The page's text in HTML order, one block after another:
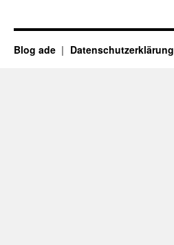
Blog ade Datenschutzerklärung